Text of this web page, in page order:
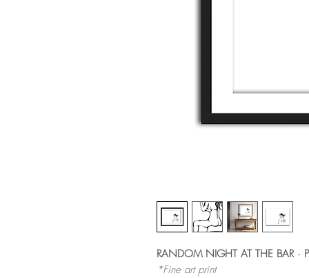
RANDOM NIGHT AT THE BAR
*Fine art print